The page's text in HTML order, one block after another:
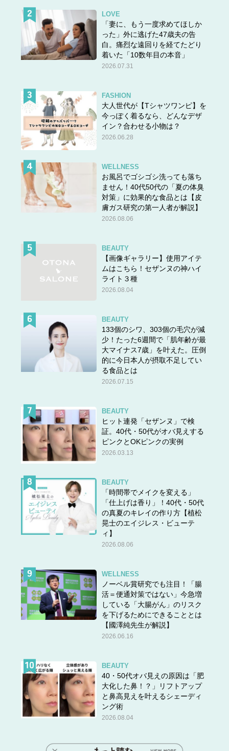
LOVE
「妻に、もう一度求めてほしか
った」外に逃げた47歳夫の告
白。痛烈な遠回りを経てたどり
着いた「10数年目の本音」
2026.07.31
FASHION
大人世代が【Tシャツワンピ】を
今っぽく着るなら、どんなデザ
イン？合わせる小物は？
2026.06.28
WELLNESS
お風呂でゴシゴシ洗っても落ち
ません！40代50代の「夏の体臭
対策」に効果的な食品とは【皮
膚ガス研究の第一人者が解説】
2026.08.06
BEAUTY
【画像ギャラリー】使用アイテ
ムはこちら！セザンヌの神ハイ
ライト３種
2026.08.04
BEAUTY
133個のシワ、303個の毛穴が減
少！たった6週間で「肌年齢が最
大マイナス7歳」を叶えた。圧倒
的に今日本人が摂取不足してい
る食品とは
2026.07.15
BEAUTY
ヒット連発「セザンヌ」で検
証。40代・50代がオバ見えする
ピンクとOKピンクの実例
2026.03.13
BEAUTY
「時間帯でメイクを変える」
「仕上げは香り」！40代・50代
の真夏のキレイの作り方【植松
晃士のエイジレス・ビューテ
ィ】
2026.08.06
WELLNESS
ノーベル賞研究でも注目！「腸
活＝便通対策ではない」今急増
している「大腸がん」のリスク
を下げるためにできることとは
【國澤純先生が解説】
2026.06.16
BEAUTY
40・50代オバ見えの原因は「肥
大化した鼻！？」リフトアップ
と鼻高見えを叶えるシェーディ
ング術
2026.08.04